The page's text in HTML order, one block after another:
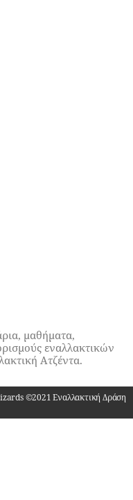
μαθήματα,
εναλλακτικών
Ατζέντα.
©2021 Εναλλακτική Δράση